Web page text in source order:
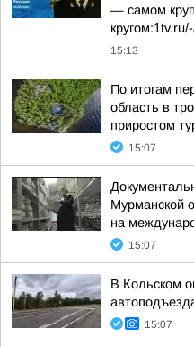
— самом
15:13
По итогам
область в
приростом
15:07
Мурманской
на
15:07
В Кольском
15:07